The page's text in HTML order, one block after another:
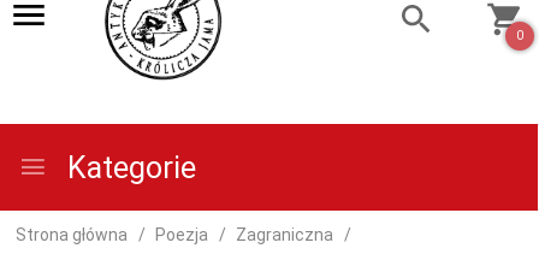
0
Kategorie
Strona główna Poezja Zagraniczna